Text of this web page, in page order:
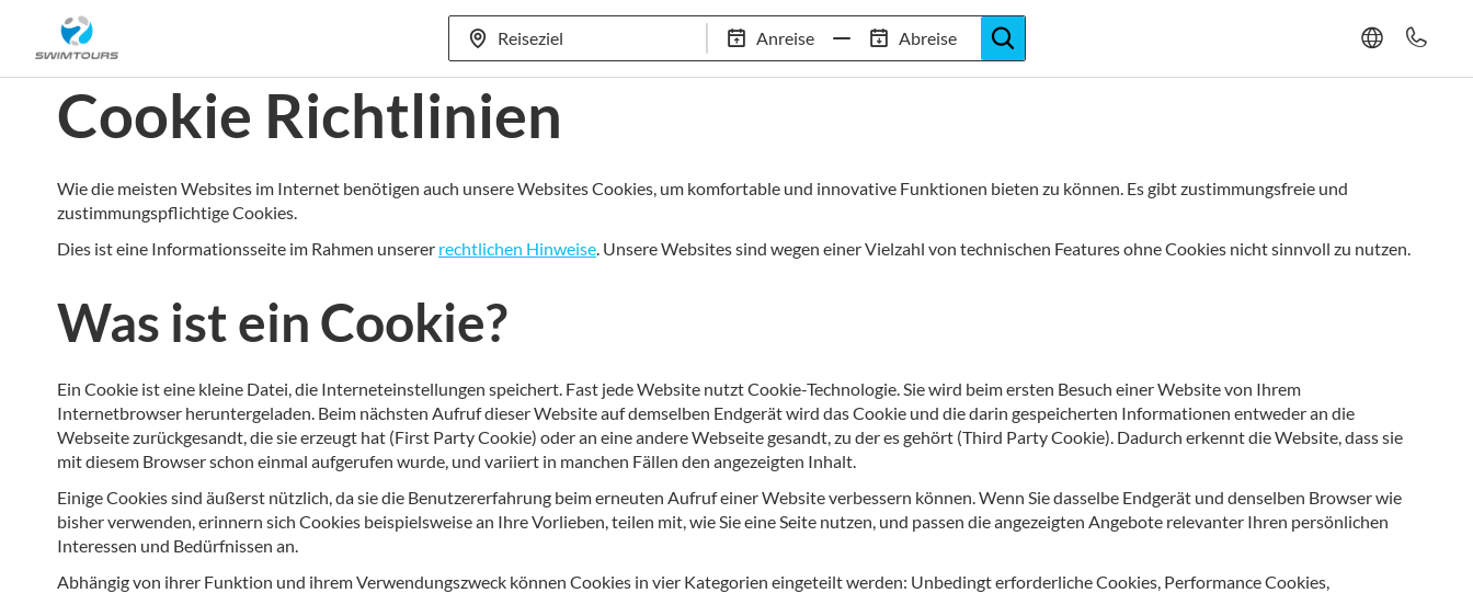
Anreise Abreise
Mehr als 80 Standorte 97,8% Weiterempfehlungsrate 20+ Jahre Trainingslager-Expertise
Cookie Richtlinien
Wie die meisten Websites im Internet benötigen auch unsere Websites Cookies, um komfortable und innovative Funktionen bieten zu können. Es gibt zustimmungsfreie und
zustimmungspflichtige Cookies.
Dies ist eine Informationsseite im Rahmen unserer rechtlichen Hinweise. Unsere Websites sind wegen einer Vielzahl von technischen Features ohne Cookies nicht sinnvoll zu nutzen.
Was ist ein Cookie?
Ein Cookie ist eine kleine Datei, die Interneteinstellungen speichert. Fast jede Website nutzt Cookie-Technologie. Sie wird beim ersten Besuch einer Website von Ihrem
Internetbrowser heruntergeladen. Beim nächsten Aufruf dieser Website auf demselben Endgerät wird das Cookie und die darin gespeicherten Informationen entweder an die
Webseite zurückgesandt, die sie erzeugt hat (First Party Cookie) oder an eine andere Webseite gesandt, zu der es gehört (Third Party Cookie). Dadurch erkennt die Website, dass sie
mit diesem Browser schon einmal aufgerufen wurde, und variiert in manchen Fällen den angezeigten Inhalt.
Einige Cookies sind äußerst nützlich, da sie die Benutzererfahrung beim erneuten Aufruf einer Website verbessern können. Wenn Sie dasselbe Endgerät und denselben Browser wie
bisher verwenden, erinnern sich Cookies beispielsweise an Ihre Vorlieben, teilen mit, wie Sie eine Seite nutzen, und passen die angezeigten Angebote relevanter Ihren persönlichen
Interessen und Bedürfnissen an.
Abhängig von ihrer Funktion und ihrem Verwendungszweck können Cookies in vier Kategorien eingeteilt werden: Unbedingt erforderliche Cookies, Performance Cookies,